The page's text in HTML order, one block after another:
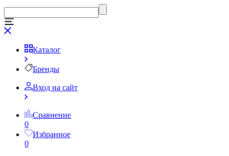
Каталог
Бренды
Вход на сайт
Сравнение
0
Избранное
0